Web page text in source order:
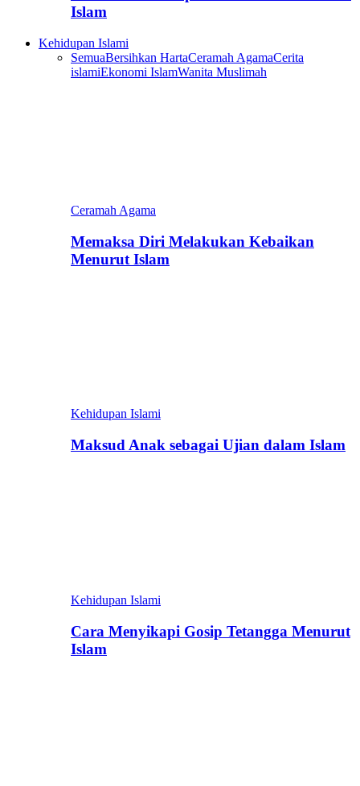
Islam
Kehidupan Islami
SemuaBersihkan HartaCeramah AgamaCerita
islamiEkonomi IslamWanita Muslimah
Ceramah Agama
Memaksa Diri Melakukan Kebaikan
Menurut Islam
Kehidupan Islami
Maksud Anak sebagai Ujian dalam Islam
Kehidupan Islami
Cara Menyikapi Gosip Tetangga Menurut
Islam